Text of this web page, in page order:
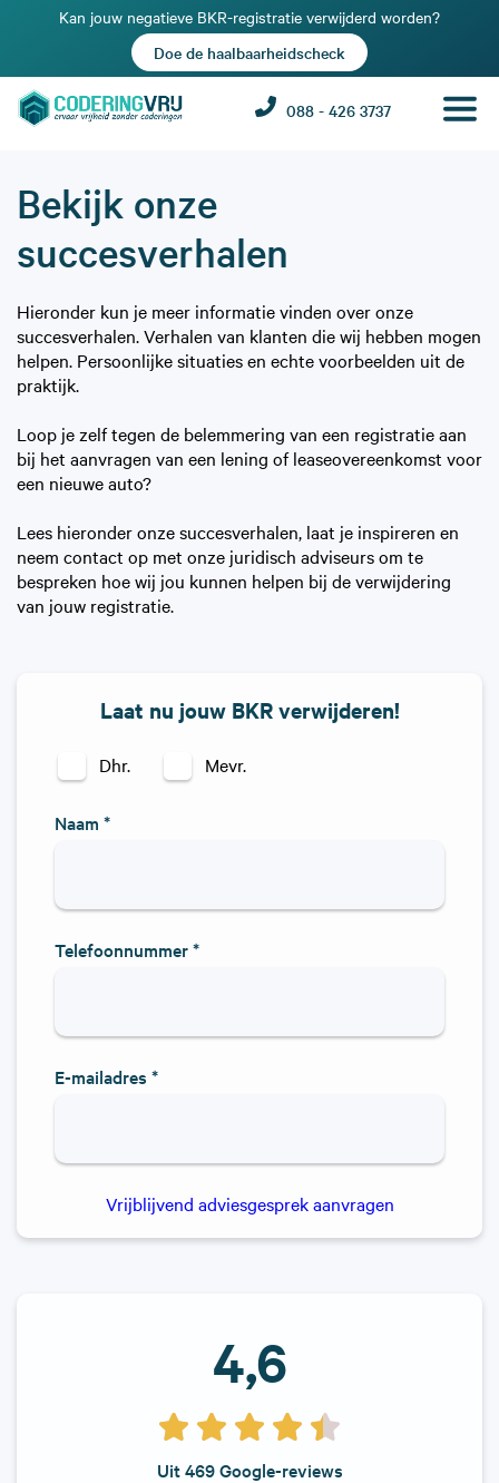
Kan jouw negatieve BKR-registratie verwijderd worden?
Doe de haalbaarheidscheck
088 - 426 3737
Bekijk onze
succesverhalen
Hieronder kun je meer informatie vinden over onze
succesverhalen. Verhalen van klanten die wij hebben mogen
helpen. Persoonlijke situaties en echte voorbeelden uit de
praktijk.
Loop je zelf tegen de belemmering van een registratie aan
bij het aanvragen van een lening of leaseovereenkomst voor
een nieuwe auto?
Lees hieronder onze succesverhalen, laat je inspireren en
neem contact op met onze juridisch adviseurs om te
bespreken hoe wij jou kunnen helpen bij de verwijdering
van jouw registratie.
Laat nu jouw BKR verwijderen!
Dhr. Mevr.
Naam *
Telefoonnummer *
E-mailadres *
Vrijblijvend adviesgesprek aanvragen
4,6
Uit 469 Google-reviews